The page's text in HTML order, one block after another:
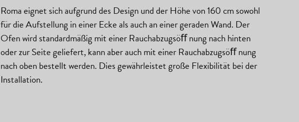
Roma eignet sich aufgrund des Design und der Höhe von 160 cm sowohl
für die Aufstellung in einer Ecke als auch an einer geraden Wand. Der
Ofen wird standardmäßig mit einer Rauchabzugsöﬀ nung nach hinten
oder zur Seite geliefert, kann aber auch mit einer Rauchabzugsöﬀ nung
nach oben bestellt werden. Dies gewährleistet große Flexibilität bei der
Installation.